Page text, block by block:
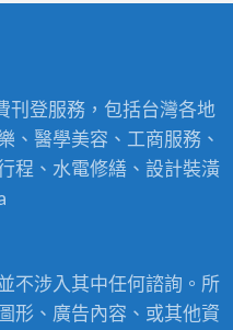
刊登服務，包括台灣各地
、醫學美容、工商服務、
程、水電修繕、設計裝潢
不涉入其中任何諮詢。所
形、廣告內容、或其他資